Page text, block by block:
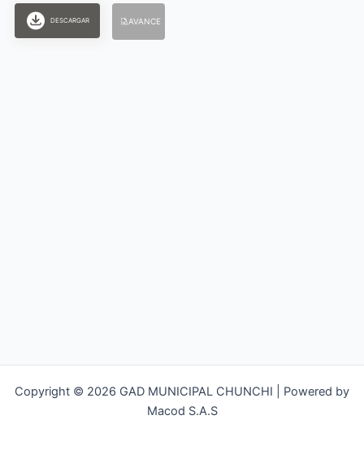
DESCARGAR AVANCE
Copyright © 2026 GAD MUNICIPAL CHUNCHI | Powered by
Macod S.A.S